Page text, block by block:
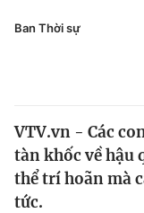
Y tế
Thế giới
Văn hóa -
Giáo dục
Ban Thời sự
VTV.vn - Các
tàn khốc về hậu
thể trí hoãn mà
tức.